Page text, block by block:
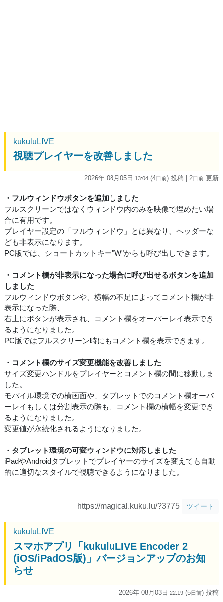
kukuluLIVE
視聴プレイヤーを改善しました
2026年 08月05日 13:04 (4日前) 投稿 | 2日前 更新
・フルウィンドウボタンを追加しました
フルスクリーンではなくウィンドウ内のみを映像で埋めたい場
合に有用です。
プレイヤー設定の「フルウィンドウ」とは異なり、ヘッダーな
ども非表示になります。
PC版では、ショートカットキー"W"からも呼び出しできます。
・コメント欄が非表示になった場合に呼び出せるボタンを追加
しました
フルウィンドウボタンや、横幅の不足によってコメント欄が非
表示になった際、
右上にボタンが表示され、コメント欄をオーバーレイ表示でき
るようになりました。
PC版ではフルスクリーン時にもコメント欄を表示できます。
・コメント欄のサイズ変更機能を改善しました
サイズ変更ハンドルをプレイヤーとコメント欄の間に移動しま
した。
モバイル環境での横画面や、タブレットでのコメント欄オーバ
ーレイもしくは分割表示の際も、コメント欄の横幅を変更でき
るようになりました。
変更値が永続化されるようになりました。
・タブレット環境の可変ウィンドウに対応しました
iPadやAndroidタブレットでプレイヤーのサイズを変えても自動
的に適切なスタイルで視聴できるようになりました。
https://magical.kuku.lu/?3775 ツイート
kukuluLIVE
スマホアプリ「kukuluLIVE Encoder 2
(iOS/iPadOS版)」バージョンアップのお知
らせ
2026年 08月03日 22:19 (5日前) 投稿